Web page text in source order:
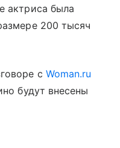
актриса была
200 тысяч
с Woman.ru
будут внесены